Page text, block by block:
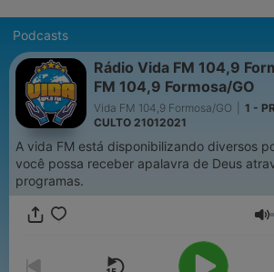
Podcasts
Rádio Vida FM 104,9
FM 104,9 Formosa/GO
Vida FM 104,9 Formosa/GO
1 -
CULTO 21012021
A vida FM está disponibilizando diversos
você possa receber apalavra de Deus
programas.